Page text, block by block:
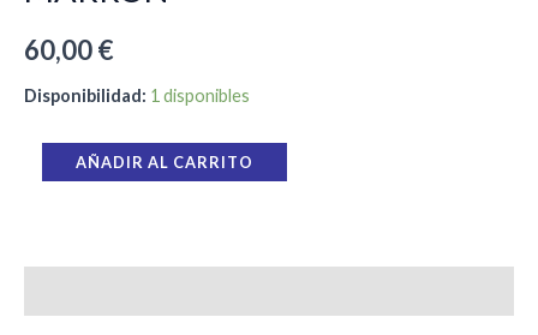
60,00€
Disponibilidad: 1 disponibles
AÑADIR AL CARRITO